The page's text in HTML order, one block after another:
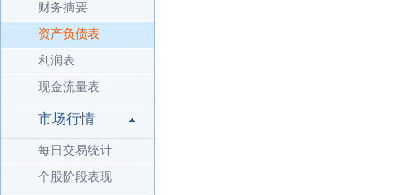
财务摘要
资产负债表
利润表
现金流量表
市场行情
每日交易统计
个股阶段表现